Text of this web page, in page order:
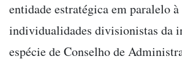
entidade estratégica em paralelo
individualidades divisionistas da
espécie de Conselho de